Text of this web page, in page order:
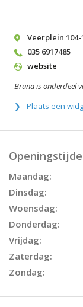
Veerplein 104-
035 6917485
website
Bruna is onderdeel
Plaats een
Maandag:
Dinsdag:
Woensdag:
Donderdag:
Vrijdag:
Zaterdag:
Zondag: